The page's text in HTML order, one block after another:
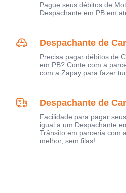
Pague seus débitos de
Despachante em PB em
Despachante de
Precisa pagar débitos de
em PB? Conte com a
com a Zapay para fazer
Despachante de
Facilidade para pagar
igual a um Despachante
Trânsito em parceria com
melhor, sem filas!